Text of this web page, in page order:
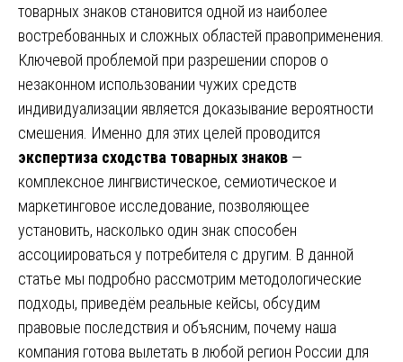
товарных знаков становится одной из наиболее
востребованных и сложных областей правоприменения.
Ключевой проблемой при разрешении споров о
незаконном использовании чужих средств
индивидуализации является доказывание вероятности
смешения. Именно для этих целей проводится
экспертиза сходства товарных знаков —
комплексное лингвистическое, семиотическое и
маркетинговое исследование, позволяющее
установить, насколько один знак способен
ассоциироваться у потребителя с другим. В данной
статье мы подробно рассмотрим методологические
подходы, приведём реальные кейсы, обсудим
правовые последствия и объясним, почему наша
компания готова вылетать в любой регион России для